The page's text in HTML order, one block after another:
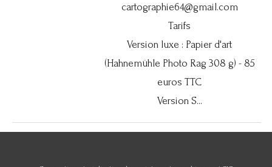
cartographie64@gmail.com
Tarifs
Version luxe : Papier d'art
(Hahnemühle Photo Rag 308 g) - 85
euros TTC
Version S...